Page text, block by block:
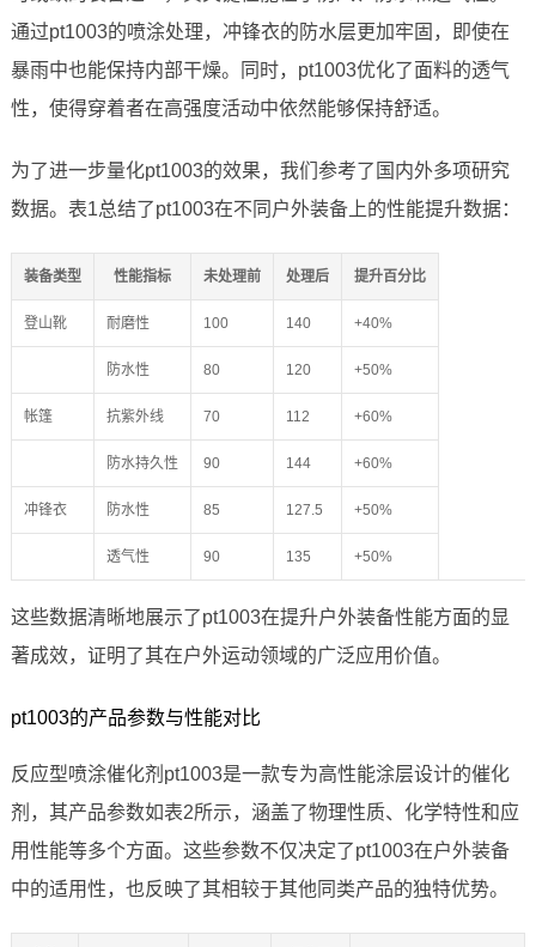
通过pt1003的喷涂处理，冲锋衣的防水层更加牢固，即使在
暴雨中也能保持内部干燥。同时，pt1003优化了面料的透气
性，使得穿着者在高强度活动中依然能够保持舒适。
为了进一步量化pt1003的效果，我们参考了国内外多项研究
数据。表1总结了pt1003在不同户外装备上的性能提升数据：
装备类型 性能指标 未处理前 处理后 提升百分比
登山靴 耐磨性 100 140 +40%
防水性 80 120 +50%
帐篷 抗紫外线 70 112 +60%
防水持久性 90 144 +60%
冲锋衣 防水性 85 127.5 +50%
透气性 90 135 +50%
这些数据清晰地展示了pt1003在提升户外装备性能方面的显
著成效，证明了其在户外运动领域的广泛应用价值。
pt1003的产品参数与性能对比
反应型喷涂催化剂pt1003是一款专为高性能涂层设计的催化
剂，其产品参数如表2所示，涵盖了物理性质、化学特性和应
用性能等多个方面。这些参数不仅决定了pt1003在户外装备
中的适用性，也反映了其相较于其他同类产品的独特优势。